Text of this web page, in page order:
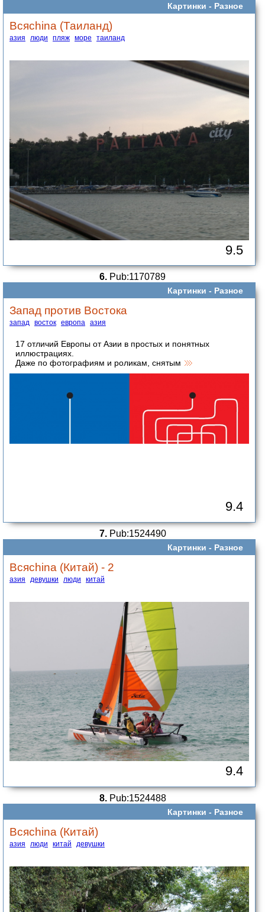
Картинки - Разное
Всяchina (Таиланд)
азия люди пляж море таиланд
9.5
6. Pub:1170789
Картинки - Разное
Запад против Востока
запад восток европа азия
17 отличий Европы от Азии в простых и понятных
иллюстрациях.
Даже по фотографиям и роликам, снятым
9.4
7.Pub:1524490
Картинки - Разное
Всяchina (Китай) - 2
азия девушки люди китай
9.4
8.Pub:1524488
Картинки - Разное
Всяchina (Китай)
азия люди китай девушки